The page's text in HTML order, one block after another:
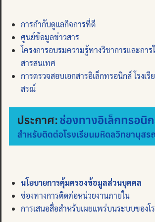
การกำกับดูแลกิจการที่ดี
ศูนย์ข้อมูลข่าวสาร
โครงการอบรมความรู้ทางวิชาการและการ
สารสนเทศ
การตรวจสอบเอกสารอิเล็กทรอนิกส์ โรงเ
สรณ์
นโยบายการคุ้มครองข้อมูลส่วนบุคคล
ช่องทางการติดต่อหน่วยงานภายใน
การเสนอสื่อสำหรับเผยแพร่บนระบบของโ